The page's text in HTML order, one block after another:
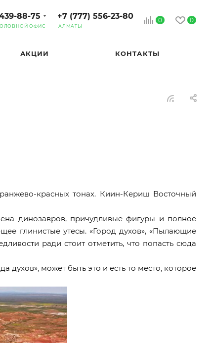
0 0
+7 (777) 556-23-80
АЛМАТЫ
88-75
ОФИС
АКЦИИ КОНТАКТЫ
красных тонах. Киин-Кериш Восточный
динозавров, причудливые фигуры и полное
глинистые утесы. «Город духов», «Пылающие
ради стоит отметить, что попасть сюда
духов», может быть это и есть то место, которое